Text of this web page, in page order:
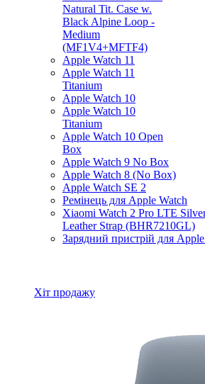
Natural Tit. Case w.
Black Alpine Loop -
Medium
(MF1V4+MFTF4)
Apple Watch 11
Apple Watch 11
Titanium
Apple Watch 10
Apple Watch 10
Titanium
Apple Watch 10 Open
Box
Apple Watch 9 No Box
Apple Watch 8 (No Box)
Apple Watch SE 2
Ремінець для Apple Watch
Xiaomi Watch 2 Pro LTE
Leather Strap (BHR7210GL)
Зарядний пристрій для
Хіт продажу